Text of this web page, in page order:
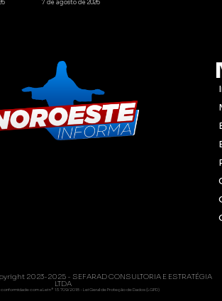
7 de agosto de 2026
2023-2025 - SEFARAD CONSULTORIA E ESTRATÉGIA
LTDA
conformidade com a Lei nº 13.709/2018 - Lei Geral de Proteção de Dados (LGPD)